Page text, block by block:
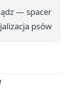
— spacer
psów